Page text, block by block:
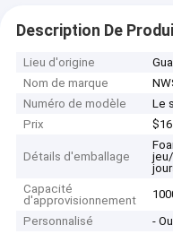
Description De
Lieu d'origine
Nom de marque
Numéro de modèle
Le
Prix
Détails d'emballage
Capacité
d'approvisionnement
Personnalisé
-